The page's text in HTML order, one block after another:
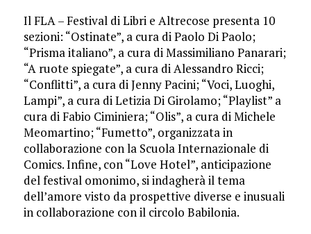
Il FLA – Festival di Libri e Altrecose presenta 10
sezioni: “Ostinate”, a cura di Paolo Di Paolo;
“Prisma italiano”, a cura di Massimiliano Panarari;
“A ruote spiegate”, a cura di Alessandro Ricci;
“Conflitti”, a cura di Jenny Pacini; “Voci, Luoghi,
Lampi”, a cura di Letizia Di Girolamo; “Playlist” a
cura di Fabio Ciminiera; “Olis”, a cura di Michele
Meomartino; “Fumetto”, organizzata in
collaborazione con la Scuola Internazionale di
Comics. Infine, con “Love Hotel”, anticipazione
del festival omonimo, si indagherà il tema
dell’amore visto da prospettive diverse e inusuali
in collaborazione con il circolo Babilonia.